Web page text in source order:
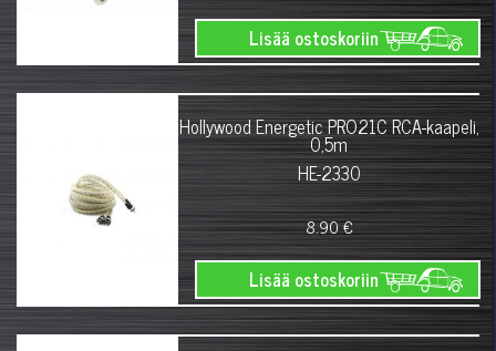
Lisää ostoskoriin
Hollywood Energetic PRO21C RCA-kaapeli,
0,5m
HE-2330
8.90 €
Lisää ostoskoriin